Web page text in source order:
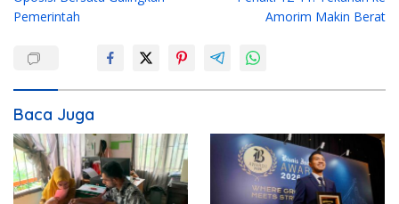
i
s
i
p
o
s
Pemerintah
Amorim Makin Berat
Baca Juga